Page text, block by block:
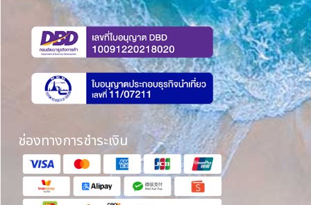
ช่องทางการชำระเงิน